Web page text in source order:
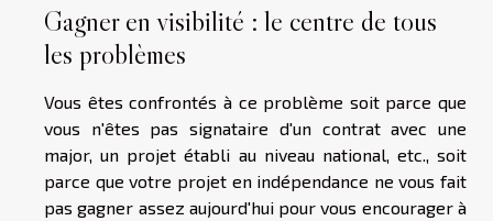
Gagner en visibilité : le centre de tous
les problèmes
Vous êtes confrontés à ce problème soit parce que
vous n'êtes pas signataire d'un contrat avec une
major, un projet établi au niveau national, etc., soit
parce que votre projet en indépendance ne vous fait
pas gagner assez aujourd'hui pour vous encourager à